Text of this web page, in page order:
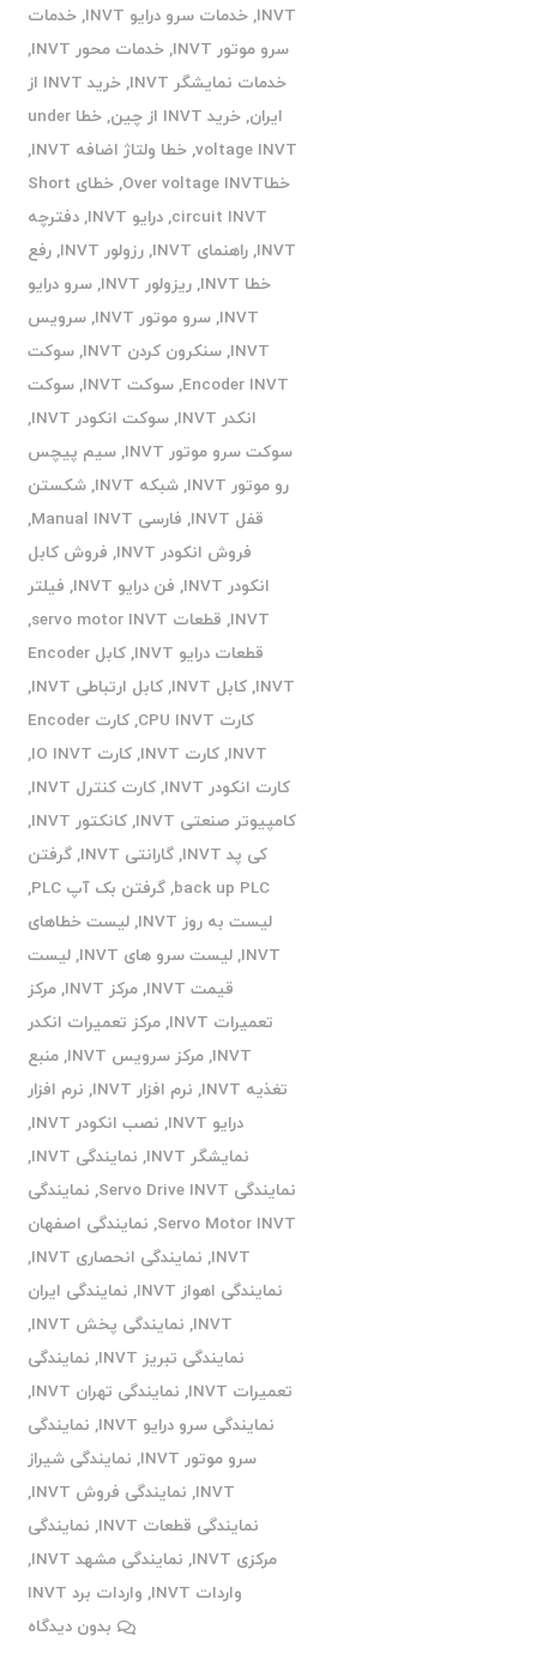
INVT
,خدمات سرو درایو INVT ,خدمات
سرو موتور INVT
,خدمات محور INVT
,
خدمات نمایشگر INVT
,
خرید INVT از
ایران,خرید INVT از چین ,
خطا under
voltage INVT
,خطا ولتاژ اضافه INVT
,
خطاOver voltage INVT
,
خطای Short
circuit INVT
,درایو INVT ,دفترچه
INVT
,راهنمای INVT ,رزولور INVT ,رفع
خطا INVT
,ریزولور INVT ,سرو درایو
INVT
,سرو موتور INVT ,سرویس
INVT
,سنکرون کردن INVT ,سوکت
Encoder INVT
,سوکت INVT ,سوکت
انکدر INVT
,سوکت انکودر INVT
,
سوکت سرو موتور INVT
,سیم پیچس
رو موتور INVT
,شبکه INVT ,شکستن
قفل INVT
, فارسی Manual INVT
,
فروش انکودر INVT
, فروش کابل
انکودر INVT
, فن درایو INVT , فیلتر
INVT
, قطعات servo motor INVT
,
قطعات درایو INVT
,
کابل Encoder
INVT
,کابل INVT ,کابل ارتباطی INVT
,
کارت CPU INVT
,
کارت Encoder
INVT
,کارت INVT ,کارت IO INVT
,
کارت انکودر INVT
,کارت کنترل INVT
,
کامپیوتر صنعتی INVT
,کانکتور INVT
,
کی پد INVT
,گارانتی INVT ,گرفتن
back up PLC
,گرفتن بک آپ PLC
,
لیست به روز INVT
,لیست خطاهای
INVT
,لیست سرو های INVT ,لیست
قیمت INVT
,مرکز INVT ,مرکز
تعمیرات INVT
,مرکز تعمیرات انکدر
INVT
,مرکز سرویس INVT ,منبع
تغذیه INVT
, نرم افزار INVT , نرم افزار
درایو INVT
, نصب انکودر INVT
,
نمایشگر INVT
, نمایندگی INVT
,
نمایندگی Servo Drive INVT
, نمایندگی
Servo Motor INVT
, نمایندگی اصفهان
INVT
, نمایندگی انحصاری INVT
,
نمایندگی اهواز INVT
, نمایندگی ایران
INVT
, نمایندگی پخش INVT
,
نمایندگی تبریز INVT
, نمایندگی
تعمیرات INVT
, نمایندگی تهران INVT
,
نمایندگی سرو درایو INVT
, نمایندگی
سرو موتور INVT
, نمایندگی شیراز
INVT
, نمایندگی فروش INVT
,
نمایندگی قطعات INVT
, نمایندگی
مرکزی INVT
, نمایندگی مشهد INVT
,
واردات INVT
, واردات برد INVT
بدون دیدگاه